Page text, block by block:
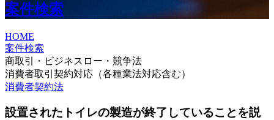
案件検索
HOME
案件検索
商取引・ビジネスロー・競争法
消費者取引契約対応（各種業法対応含む）
消費者契約法
設置されたトイレの製造が終了していることを説